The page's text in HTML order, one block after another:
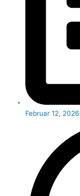
Februar 12, 2026